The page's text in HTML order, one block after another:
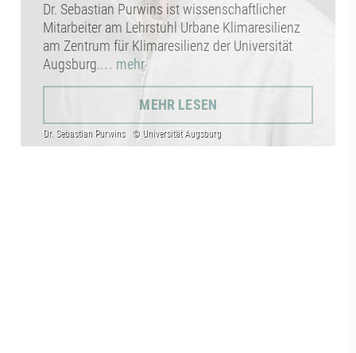
Dr. Sebastian Purwins ist wissenschaftlicher
Mitarbeiter am Lehrstuhl Urbane Klimaresilienz
am Zentrum für Klimaresilienz der Universität
Augsburg.... mehr
MEHR LESEN